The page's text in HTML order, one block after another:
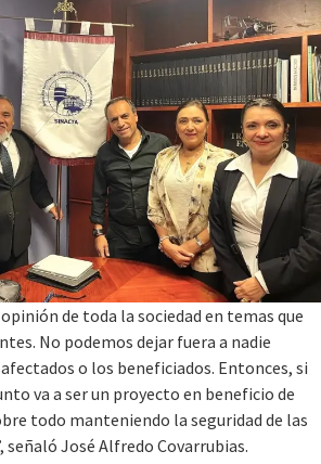
de toda la sociedad en temas que
No podemos dejar fuera a nadie
o los beneficiados. Entonces, si
va a ser un proyecto en beneficio de
todo manteniendo la seguridad de las
señaló José Alfredo Covarrubias.